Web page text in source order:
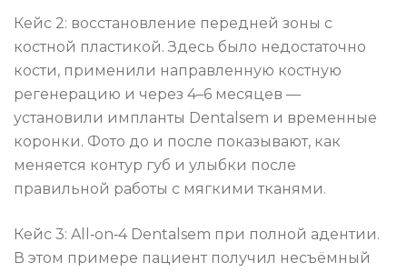
Кейс 2: восстановление передней зоны с
костной пластикой. Здесь было недостаточно
кости, применили направленную костную
регенерацию и через 4–6 месяцев —
установили импланты Dentalsem и временные
коронки. Фото до и после показывают, как
меняется контур губ и улыбки после
правильной работы с мягкими тканями.
Кейс 3: All‑on‑4 Dentalsem при полной адентии.
В этом примере пациент получил несъёмный